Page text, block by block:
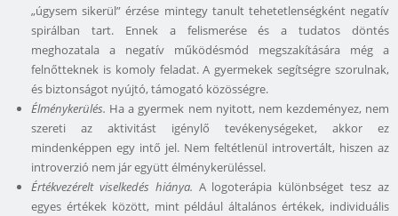
„úgysem sikerül” érzése mintegy tanult tehetetlenségként negatív
spirálban tart. Ennek a felismerése és a tudatos döntés
meghozatala a negatív működésmód megszakítására még a
felnőtteknek is komoly feladat. A gyermekek segítségre szorulnak,
és biztonságot nyújtó, támogató közösségre.
Élménykerülés. Ha a gyermek nem nyitott, nem kezdeményez, nem
szereti az aktivitást igénylő tevékenységeket, akkor ez
mindenképpen egy intő jel. Nem feltétlenül introvertált, hiszen az
introverzió nem jár együtt élménykerüléssel.
Értékvezérelt viselkedés hiánya. A logoterápia különbséget tesz az
egyes értékek között, mint például általános értékek, individuális